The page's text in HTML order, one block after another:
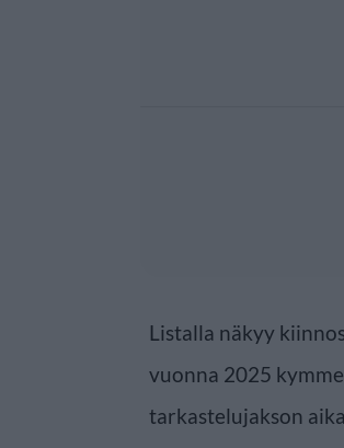
Listalla näkyy
vuonna 2025
tarkastelujakson